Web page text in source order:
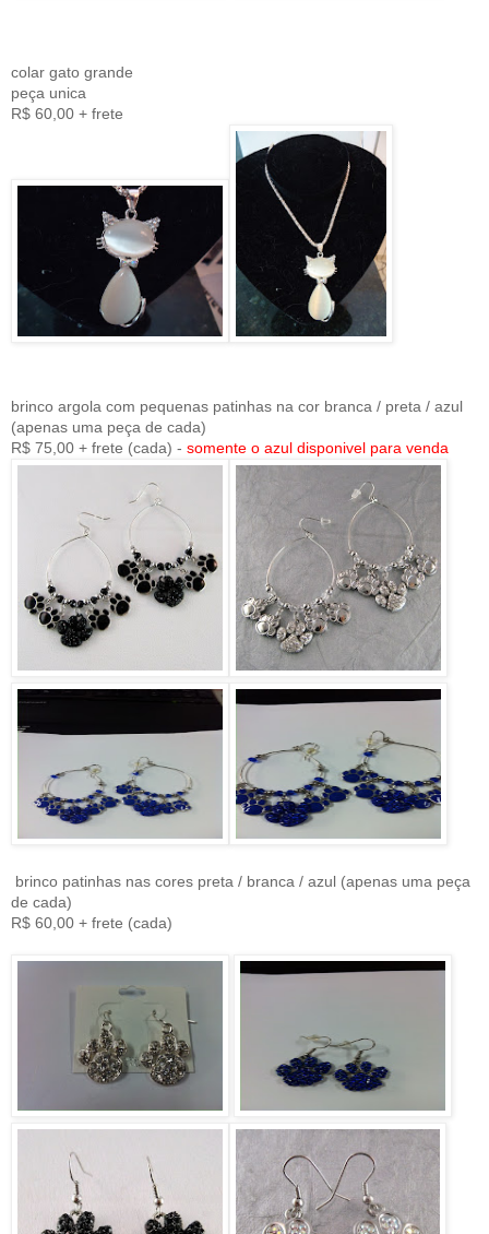
colar gato grande
peça unica
R$ 60,00 + frete
brinco argola com pequenas patinhas na cor branca / preta / azul
(apenas uma peça de cada)
R$ 75,00 + frete (cada) - somente o azul disponivel para venda
brinco patinhas nas cores preta / branca / azul (apenas uma peça
de cada)
R$ 60,00 + frete (cada)